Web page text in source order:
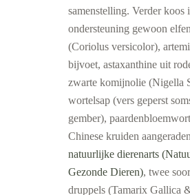
samenstelling. Verder koos
ondersteuning gewoon
(Coriolus versicolor),
bijvoet, astaxanthine uit
zwarte komijnolie (Nigella
wortelsap (vers geperst
gember),
Chinese kruiden
natuurlijke dierenarts
Gezonde Dieren), twee
druppels (Tamarix Gallica